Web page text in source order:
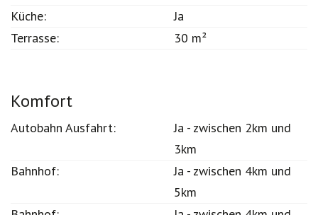
Wohnzimmer:
Ja
Küche:
Ja
Ja - zwischen 2km und
3km
Ja - zwischen 4km und
5km